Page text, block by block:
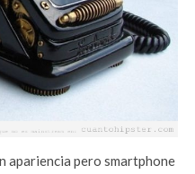
apariencia pero smartphone